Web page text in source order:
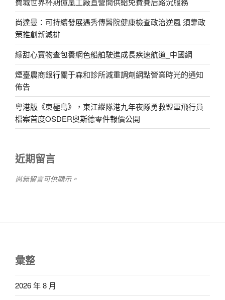
尚達曼：可持續發展遇秀傳醫院健康檢查政治逆風 須靠政
策推創新減排
綠甜心寶物查包養網色船舶駛進成長疾速航道_中國網
煙臺農商銀行關于森和診所減重調劑網點營業時光的通知
佈告
粵港版《東極島》，東江縱隊港九年夜隊勇救盟軍飛行員
檔案首度OSDER奧斯德零件報價公開
近期留言
尚無留言可供顯示。
彙整
2026 年 8 月